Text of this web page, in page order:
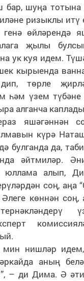
шуңа тотына
ризыклы итү
өйләрендә
җылы
ук куя идем.
кырыенда
төрле
һәм үзем
алганча
яшәгәннән
күрә
булганда да,
әйтмиләр.
юллама алып,
соң, аңа
көннән соң,
мин нишләр
аның
– ди Дима. Ә